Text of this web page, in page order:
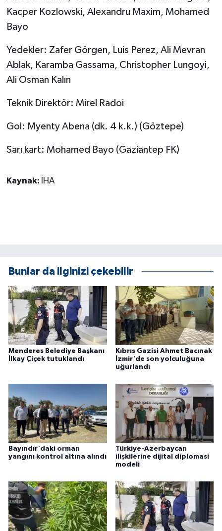
Kacper Kozlowski, Alexandru Maxim, Mohamed
Bayo
Yedekler: Zafer Görgen, Luis Perez, Ali Mevran
Ablak, Karamba Gassama, Christopher Lungoyi,
Ali Osman Kalın
Teknik Direktör: Mirel Radoi
Gol: Myenty Abena (dk. 4 k.k.) (Göztepe)
Sarı kart: Mohamed Bayo (Gaziantep FK)
Kaynak: İHA
Bunlar da ilginizi çekebilir
Menderes Belediye Başkanı
İlkay Çiçek tutuklandı
Kıbrıs Gazisi Ahmet Bacınak
İzmir'de son yolculuğuna
uğurlandı
Bayındır'daki orman
yangını kontrol altına alındı
Türkiye-Azerbaycan
ilişkilerine dijital diplomasi
modeli